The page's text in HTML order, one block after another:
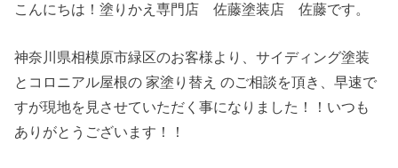
こんにちは！塗りかえ専門店 佐藤塗装店 佐藤です。
神奈川県相模原市緑区のお客様より、サイディング塗装
とコロニアル屋根の 家塗り替え のご相談を頂き、早速で
すが現地を見させていただく事になりました！！いつも
ありがとうございます！！